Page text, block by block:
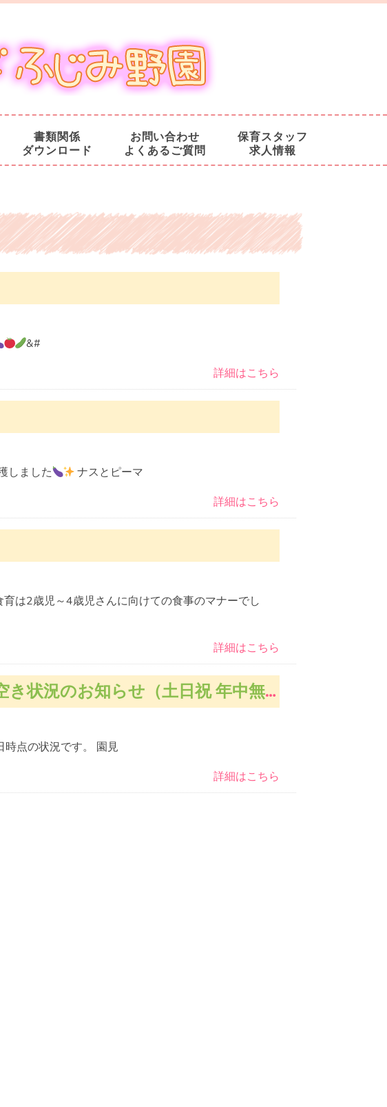
書類関係
ダウンロード
お問い合わせ
よくあるご質問
保育スタッフ
求人情報
&#
詳細はこちら
しました
ナスとピーマ
詳細はこちら
は2歳児～4歳児さんに向けての食事のマナーでし
詳細はこちら
せ（土日祝 年中無休365日あずけ入れ可能です）
点の状況です。 園見
詳細はこちら